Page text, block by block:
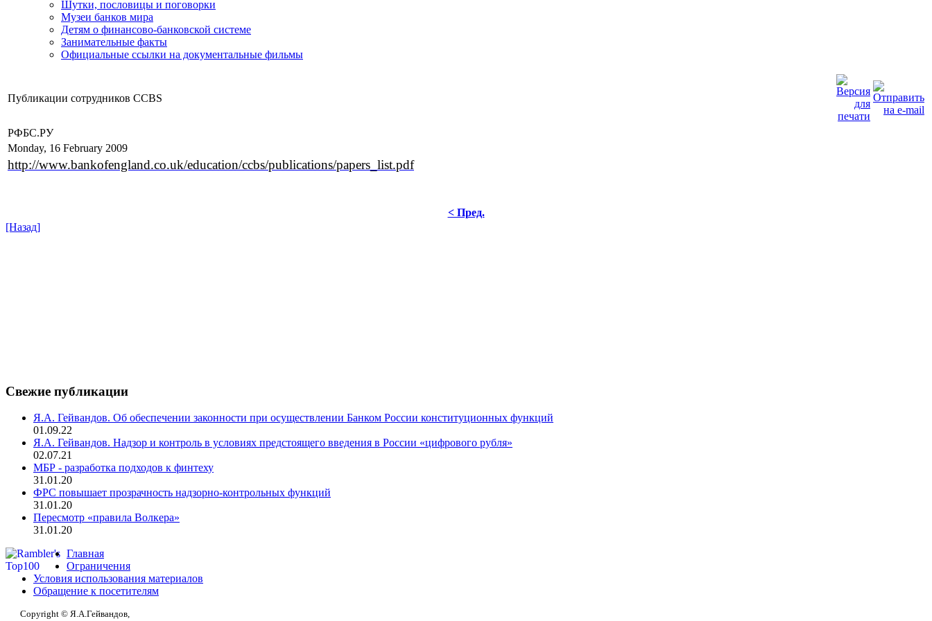
Шутки, пословицы и поговорки
Музеи банков мира
Детям о финансово-банковской системе
Занимательные факты
Официальные ссылки на документальные фильмы
Публикации сотрудников CCBS
РФБС.РУ
Monday, 16 February 2009
http://www.bankofengland.co.uk/education/ccbs/publications/papers_list.pdf
< Пред.
[Назад]
Свежие публикации
Я.А. Гейвандов. Об обеспечении законности при осуществлении Банком России конституционных функций
01.09.22
Я.А. Гейвандов. Надзор и контроль в условиях предстоящего введения в России «цифрового рубля»
02.07.21
МБР - разработка подходов к финтеху
31.01.20
ФРС повышает прозрачность надзорно-контрольных функций
31.01.20
Пересмотр «правила Волкера»
31.01.20
Главная
Ограничения
Условия использования материалов
Обращение к посетителям
Copyright © Я.А.Гейвандов,